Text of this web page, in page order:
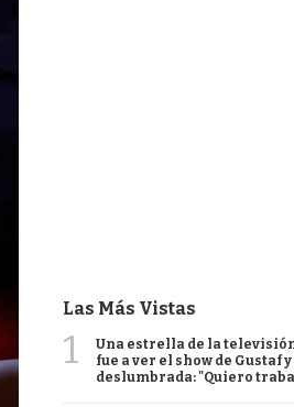
Las Más Vistas
1
Una estrella de la
fue a ver el show de Gustaf
deslumbrada: "Quiero